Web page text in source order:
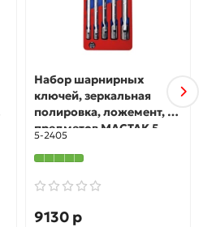
Набор шарнирных
ключей, зеркальная
полировка, ложемент, 5
предметов МАСТАК 5-
2405
5-2405
9130 р